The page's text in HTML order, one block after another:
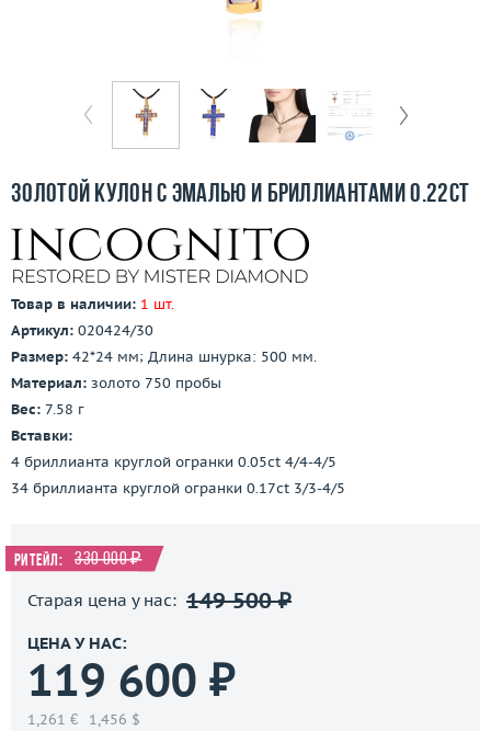
О компании
3D-тур по шоуруму
Золотой кулон с эмалью и бриллиантами 0.22ct
Товар в наличии: 1 шт.
Артикул: 020424/30
Размер: 42*24 мм; Длина шнурка: 500 мм.
Материал: золото 750 пробы
Вес: 7.58 г
Вставки:
4 бриллианта круглой огранки 0.05ct 4/4-4/5
34 бриллианта круглой огранки 0.17ct 3/3-4/5
Ритейл: 330 000 ₽
Старая цена у нас: 149 500 ₽
ЦЕНА У НАС:
119 600 ₽
1,261 € 1,456 $